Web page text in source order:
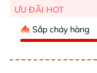
ƯU ĐÃI HOT
Sắp cháy hàng